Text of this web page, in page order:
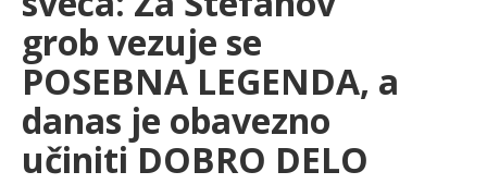
SPORT
LIFESTYLE
grob vezuje se
POSEBNA LEGENDA, a
danas je obavezno
učiniti DOBRO DELO